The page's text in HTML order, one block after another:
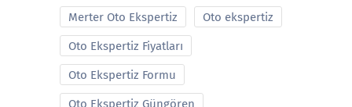
Merter Oto Ekspertiz Oto ekspertiz
Oto Ekspertiz Fiyatları
Oto Ekspertiz Formu
Oto Ekspertiz Güngören